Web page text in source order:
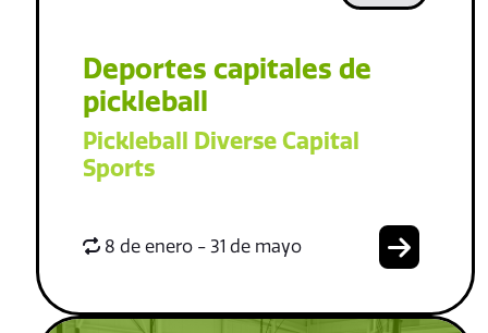
Deportes capitales de
pickleball
Pickleball Diverse Capital
Sports
8 de enero - 31 de mayo